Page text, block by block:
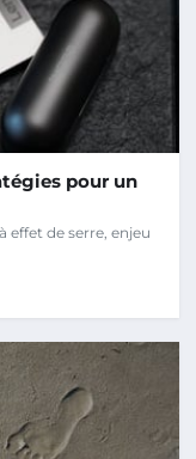
pour un
effet de serre, enjeu